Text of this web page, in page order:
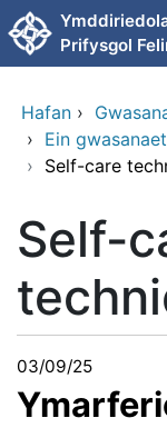
Neidio i'r prif
Prifysgol
Hafan ›
› Ein
› Self-care
Self-
03/09/25